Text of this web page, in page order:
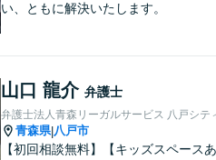
い、ともに解決いたします。
山口 龍介 弁護士
弁護士法人青森リーガルサービス 八戸シテ
青森県|八戸市
【初回相談無料】【キッズスペース